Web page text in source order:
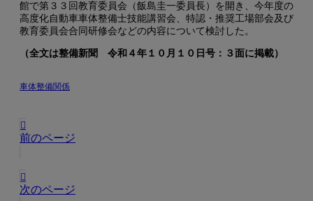
館で第３３回教育委員会（飯島圭一委員長）を開き、今年度の
高度化自動車車体整備士技能講習会、特認・推奨工場部会及び
教育委員会合同研修会などの内容について検討した。
（全文は整備新聞 令和４年１０月１０日号：３面に掲載）
車体整備関係
前のページ
次のページ